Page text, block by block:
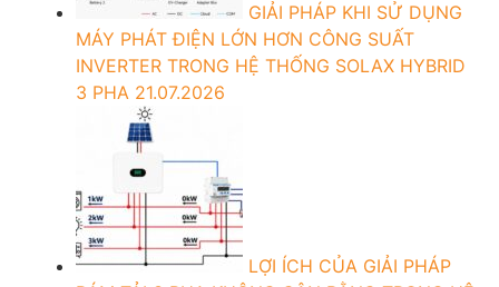
GIẢI PHÁP KHI SỬ DỤNG
MÁY PHÁT ĐIỆN LỚN HƠN CÔNG SUẤT
INVERTER TRONG HỆ THỐNG SOLAX HYBRID
3 PHA 21.07.2026
LỢI ÍCH CỦA GIẢI PHÁP